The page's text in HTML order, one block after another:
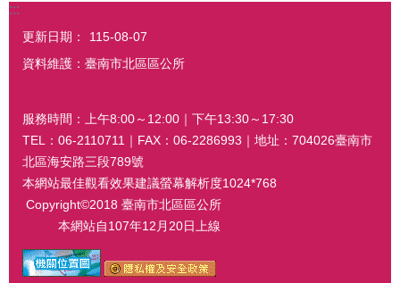
:::
更新日期：
115-08-07
資料維護：臺南市北區區公所
服務時間：上午8:00～12:00｜下午13:30～17:30
TEL：06-2110711｜FAX：06-2286993｜地址：704026臺南市
北區海安路三段789號
本網站最佳觀看效果建議螢幕解析度1024*768
Copyright©2018 臺南市北區區公所
本網站自107年12月20日上線